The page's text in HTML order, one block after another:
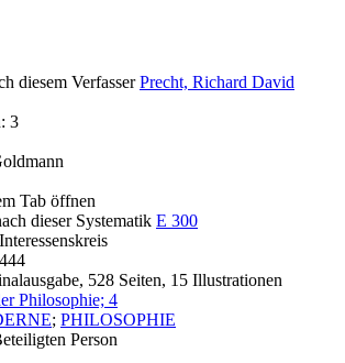
diesem Verfasser Precht, Richard David
3
Tab öffnen
dieser Systematik E 300
528 Seiten, 15 Illustrationen
Philosophie; 4
; PHILOSOPHIE
Person